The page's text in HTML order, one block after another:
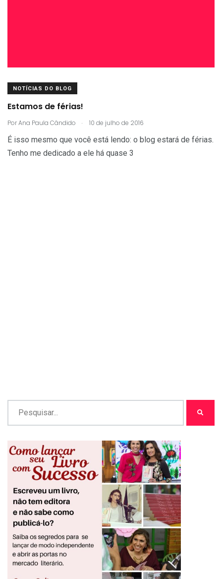
NOTÍCIAS DO BLOG
Estamos de férias!
PorAna Paula Cândido . 10 de julho de 2016
É isso mesmo que você está lendo: o blog estará de férias.
Tenho me dedicado a ele há quase 3